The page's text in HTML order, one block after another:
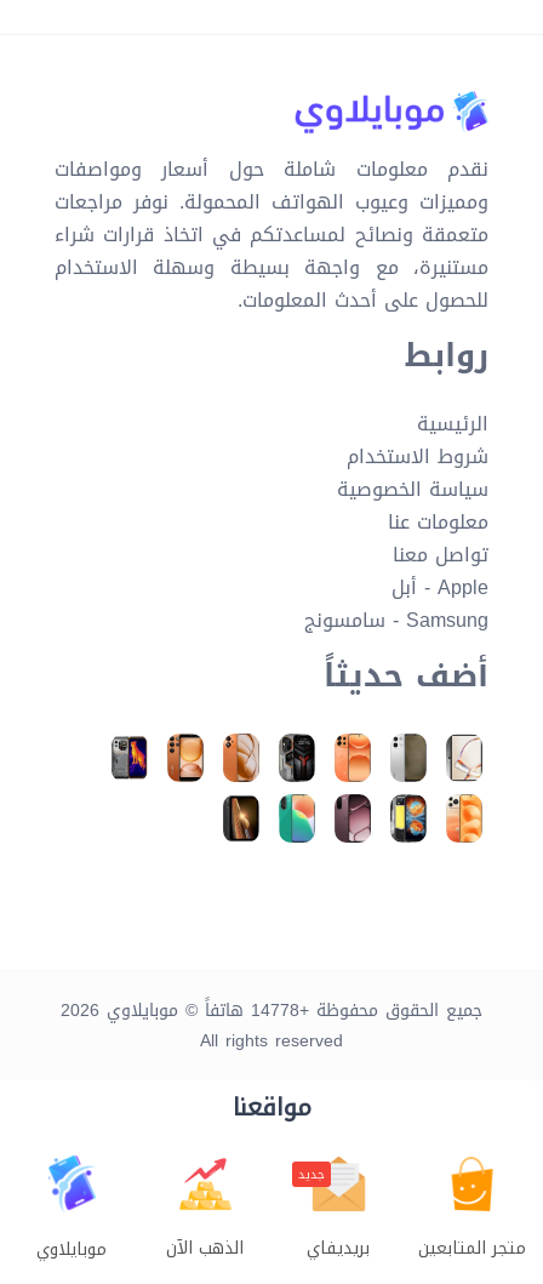
نقدم معلومات شاملة حول أسعار ومواصفات
ومميزات وعيوب الهواتف المحمولة. نوفر مراجعات
متعمقة ونصائح لمساعدتكم في اتخاذ قرارات شراء
مستنيرة، مع واجهة بسيطة وسهلة الاستخدام
للحصول على أحدث المعلومات.
روابط
الرئيسية
شروط الاستخدام
سياسة الخصوصية
معلومات عنا
تواصل معنا
Apple - أبل
Samsung - سامسونج
أضف حديثاً
جميع الحقوق محفوظة +14778 هاتفاً © موبايلاوي 2026
All rights reserved